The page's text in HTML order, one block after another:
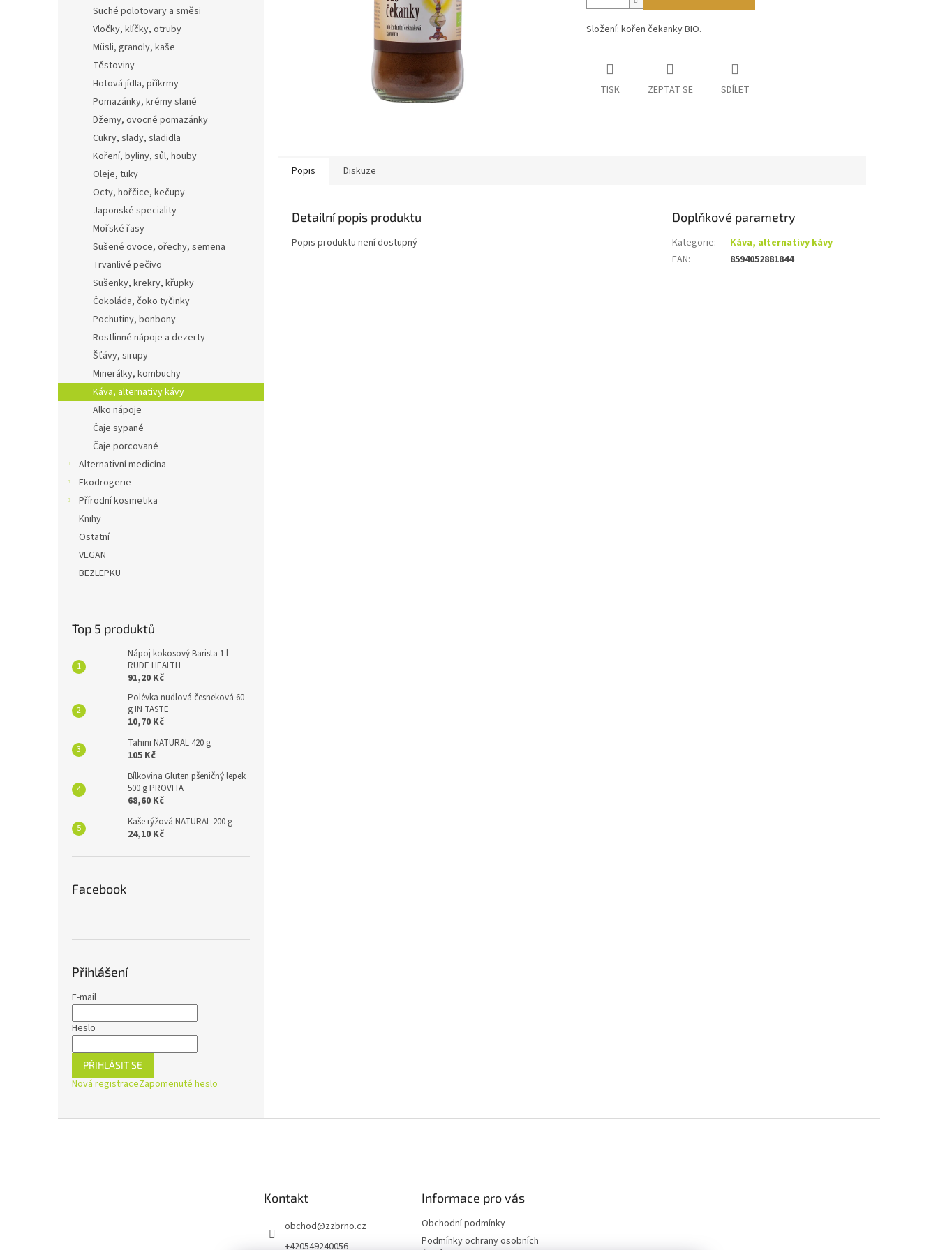
Suché polotovary a směsi
Vločky, klíčky, otruby
Müsli, granoly, kaše
Těstoviny
Hotová jídla, příkrmy
Pomazánky, krémy slané
Džemy, ovocné pomazánky
Cukry, slady, sladidla
Koření, byliny, sůl, houby
Oleje, tuky
Octy, hořčice, kečupy
Japonské speciality
Mořské řasy
Sušené ovoce, ořechy, semena
Trvanlivé pečivo
Sušenky, krekry, křupky
Čokoláda, čoko tyčinky
Pochutiny, bonbony
Rostlinné nápoje a dezerty
Šťávy, sirupy
Minerálky, kombuchy
Káva, alternativy kávy
Alko nápoje
Čaje sypané
Čaje porcované
Alternativní medicína
Ekodrogerie
Přírodní kosmetika
Knihy
Ostatní
VEGAN
BEZLEPKU
Top 5 produktů
Nápoj kokosový Barista 1 l
RUDE HEALTH
91,20 Kč
Polévka nudlová česneková 60
g IN TASTE
10,70 Kč
Tahini NATURAL 420 g
105 Kč
Bílkovina Gluten pšeničný lepek
500 g PROVITA
68,60 Kč
Kaše rýžová NATURAL 200 g
24,10 Kč
Facebook
Přihlášení
E-mail
Heslo
PŘIHLÁSIT SE
Nová registraceZapomenuté heslo
Složení: kořen čekanky BIO.
TISK ZEPTAT SE SDÍLET
Popis Diskuze
Detailní popis produktu
Popis produktu není dostupný
Doplňkové parametry
Kategorie:
Káva, alternativy kávy
EAN: 8594052881844
Kontakt
obchod@zzbrno.cz
+420549240056
Informace pro vás
Obchodní podmínky
Podmínky ochrany osobních